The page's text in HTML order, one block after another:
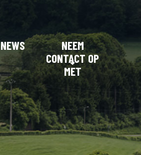
NEWS
NEEM
CONTACT OP
MET